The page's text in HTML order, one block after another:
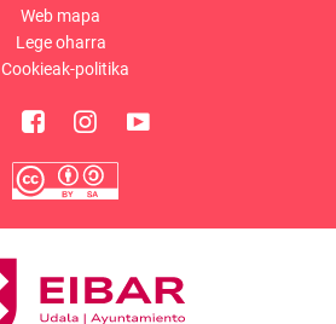
Web mapa
Lege oharra
Cookieak-politika